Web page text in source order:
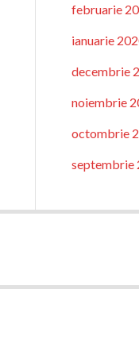
februarie
ianuarie
decembrie
noiembrie
octombrie
septembrie